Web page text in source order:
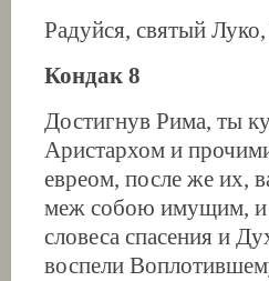
Радуйся, святый
Кондак 8
Достигнув Рима, ты
Аристархом и
евреом, после же их,
меж собою имущим, и
словеса спасения и
воспели